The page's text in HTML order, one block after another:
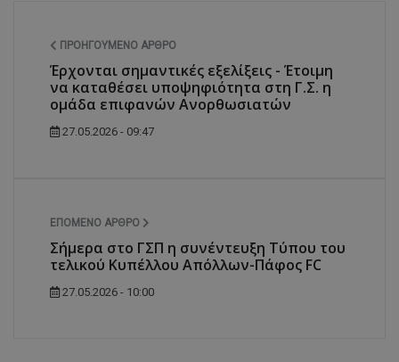
ΠΡΟΗΓΟΎΜΕΝΟ ΆΡΘΡΟ
Έρχονται σημαντικές εξελίξεις - Έτοιμη
να καταθέσει υποψηφιότητα στη Γ.Σ. η
ομάδα επιφανών Ανορθωσιατών
27.05.2026 - 09:47
ΕΠΌΜΕΝΟ ΆΡΘΡΟ
Σήμερα στο ΓΣΠ η συνέντευξη Τύπου του
τελικού Κυπέλλου Απόλλων-Πάφος FC
27.05.2026 - 10:00